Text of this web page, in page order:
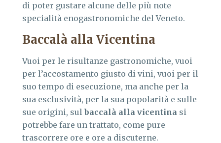
di poter gustare alcune delle più note
specialità enogastronomiche del Veneto.
Baccalà alla Vicentina
Vuoi per le risultanze gastronomiche, vuoi
per l’accostamento giusto di vini, vuoi per il
suo tempo di esecuzione, ma anche per la
sua esclusività, per la sua popolarità e sulle
sue origini, sul baccalà alla vicentina si
potrebbe fare un trattato, come pure
trascorrere ore e ore a discuterne.